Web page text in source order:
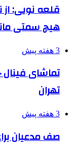
قلعه نویی:
هیچ سمتی
3 هفته پیش
تماشای فینال
تهران
3 هفته پیش
صف مدعیان